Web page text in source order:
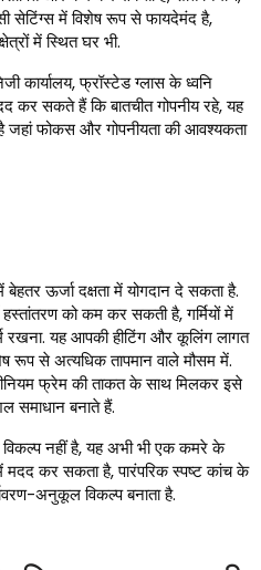
सेटिंग्स में विशेष रूप से फायदेमंद है,
में स्थित घर भी.
कार्यालय, फ्रॉस्टेड ग्लास के ध्वनि
सकते हैं कि बातचीत गोपनीय रहे, यह
जहां फोकस और गोपनीयता की आवश्यकता
ऊर्जा दक्षता में योगदान दे सकता है.
को कम कर सकती है, गर्मियों में
रखना. यह आपकी हीटिंग और कूलिंग लागत
से अत्यधिक तापमान वाले मौसम में.
फ्रेम की ताकत के साथ मिलकर इसे
समाधान बनाते हैं.
नहीं है, यह अभी भी एक कमरे के
मदद कर सकता है, पारंपरिक स्पष्ट कांच के
अनुकूल विकल्प बनाता है.